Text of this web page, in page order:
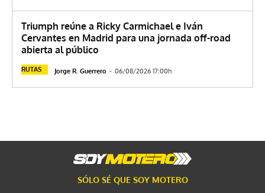
Triumph reúne a Ricky Carmichael e Iván
Cervantes en Madrid para una jornada off-road
abierta al público
RUTAS Jorge R. Guerrero - 06/08/2026 17:00h
SÓLO SÉ QUE SOY MOTERO